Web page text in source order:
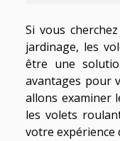
Si vous
jardinage, les
être une
avantages pour
allons examiner
les volets
votre expérience